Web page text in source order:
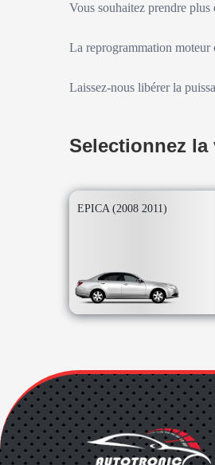
Vous souhaitez prendre
La reprogrammation moteur
Laissez-nous libérer la
Selectionnez la
EPICA (2008 2011)